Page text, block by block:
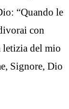
“Quando le
con
letizia del mio
Signore, Dio